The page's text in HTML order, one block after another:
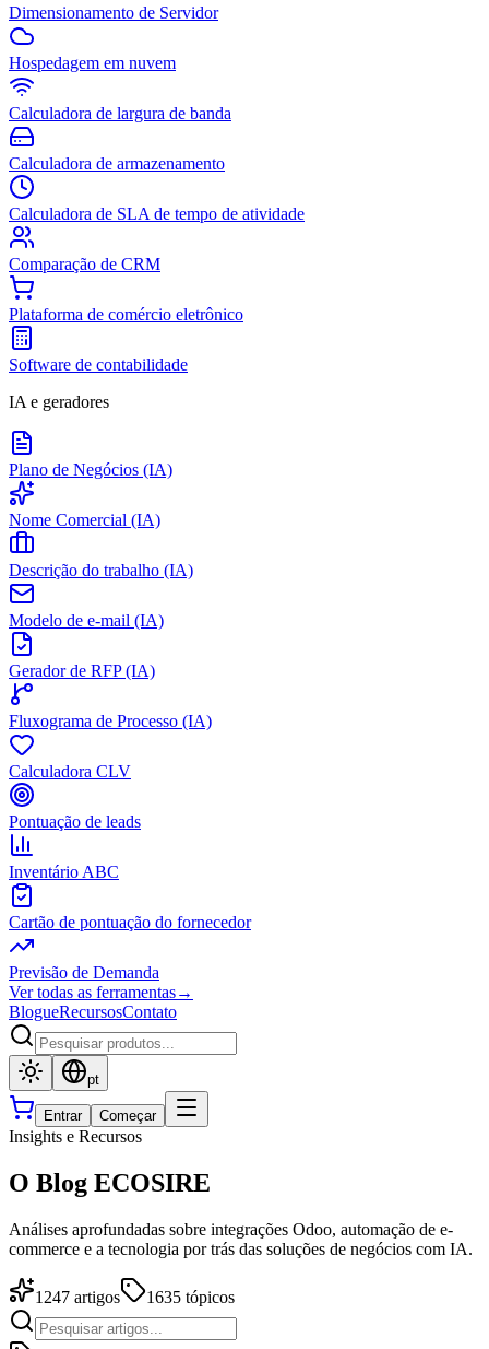
Dimensionamento de Servidor
Hospedagem em nuvem
Calculadora de largura de banda
Calculadora de armazenamento
Calculadora de SLA de tempo de atividade
Comparação de CRM
Plataforma de comércio eletrônico
Software de contabilidade
IA e geradores
Plano de Negócios (IA)
Nome Comercial (IA)
Descrição do trabalho (IA)
Modelo de e-mail (IA)
Gerador de RFP (IA)
Fluxograma de Processo (IA)
Calculadora CLV
Pontuação de leads
Inventário ABC
Cartão de pontuação do fornecedor
Previsão de Demanda
Ver todas as ferramentas→
BlogueRecursosContato
pt
Entrar Começar
Insights e Recursos
O Blog ECOSIRE
Análises aprofundadas sobre integrações Odoo, automação de e-
commerce e a tecnologia por trás das soluções de negócios com IA.
1247 artigos 1635 tópicos